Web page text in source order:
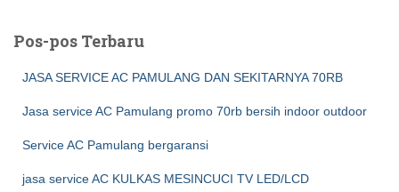
Pos-pos Terbaru
JASA SERVICE AC PAMULANG DAN SEKITARNYA 70RB
Jasa service AC Pamulang promo 70rb bersih indoor outdoor
Service AC Pamulang bergaransi
jasa service AC KULKAS MESINCUCI TV LED/LCD